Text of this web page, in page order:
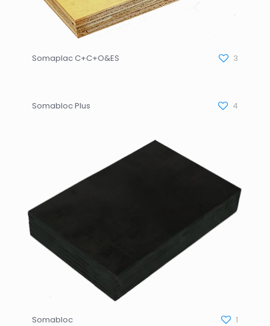
Somaplac C+C+O&ES 3
Somabloc Plus 4
Somabloc 1